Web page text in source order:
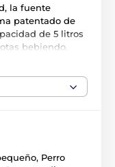
la fuente
patentado de
de 5 litros
bebiendo,
el régimen de
del
a los gatos
Esta fuente
Muchos
, Perro